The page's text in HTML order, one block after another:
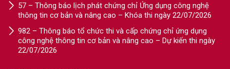
57 – Thông báo lịch phát chứng chỉ Ứng dụng công nghệ
thông tin cơ bản và nâng cao – Khóa thi ngày 22/07/2026
982 – Thông báo tổ chức thi và cấp chứng chỉ ứng dụng
công nghệ thông tin cơ bản và nâng cao – Dự kiến thi ngày
22/07/2026